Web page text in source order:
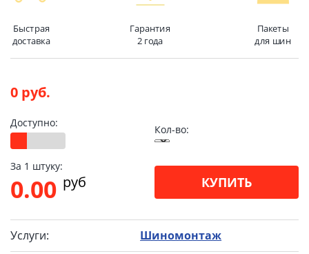
Быстрая
доставка
Гарантия
2 года
Пакеты
для шин
0 руб.
Доступно:
Кол-во:
За 1 штуку:
0.00 pуб КУПИТЬ
Услуги: Шиномонтаж